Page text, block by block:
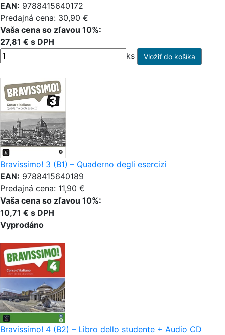
EAN: 9788415640172
Predajná cena: 30,90 €
Vaša cena so zľavou 10%:
27,81 € s DPH
ks
Bravissimo! 3 (B1) – Quaderno degli esercizi
EAN: 9788415640189
Predajná cena: 11,90 €
Vaša cena so zľavou 10%:
10,71 € s DPH
Vyprodáno
Bravissimo! 4 (B2) – Libro dello studente + Audio CD